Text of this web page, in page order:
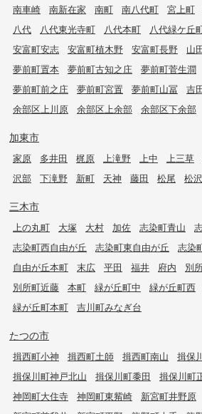
南車崎
南新在家 南町 南八代町 宮上町
八代
八代東光寺町 八代本町 八代緑ケ丘
安富町安志
安富町植木野 安富町長野 山
夢前町置本
夢前町古知之庄 夢前町菅生澗
夢前町前之庄
夢前町宮置 夢前町山冨 吉
余部区上川原
余部区上余部 余部区下余部
加東市
家原 多井田 梶原 上滝野 上中 上三草
沢部
下滝野 新町 天神 藤田 松尾 松沢
三木市
上の丸町 大塚 大村 加佐 志染町青山
志染町西自由が丘
志染町東自由が丘 志染
自由が丘本町
末広 平田 福井 府内 別
別所町近藤
本町 緑が丘町中 緑が丘町西
緑が丘町本町
吉川町みなぎ台
たつの市
揖西町小神 揖西町土師 揖西町南山
揖保
揖保川町神戸北山
揖保川町黍田 揖保川町
神岡町大住寺
神岡町東觜崎 新宮町井野原